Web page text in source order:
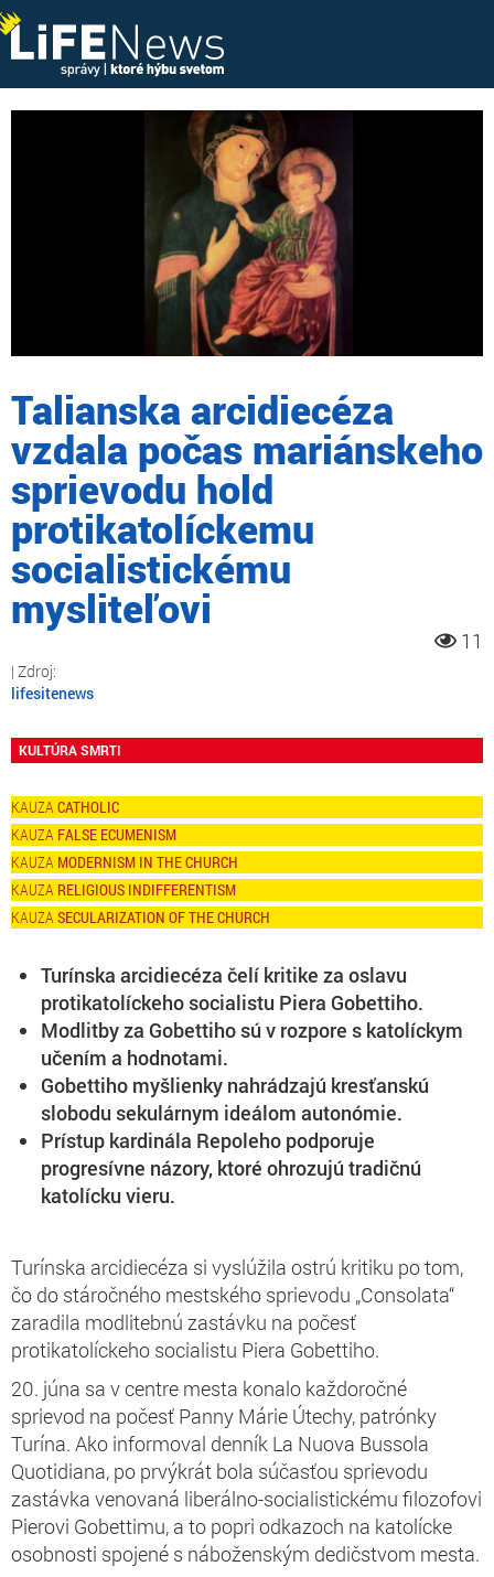
Talianska arcidiecéza
vzdala počas mariánskeho
sprievodu hold
protikatolíckemu
socialistickému
mysliteľovi
11
lifesitenews
KULTÚRA SMRTI
CATHOLIC
FALSE ECUMENISM
MODERNISM IN THE CHURCH
RELIGIOUS INDIFFERENTISM
SECULARIZATION OF THE CHURCH
Turínska arcidiecéza čelí kritike za oslavu
protikatolíckeho socialistu Piera Gobettiho.
Modlitby za Gobettiho sú v rozpore s katolíckym
učením a hodnotami.
Gobettiho myšlienky nahrádzajú kresťanskú
slobodu sekulárnym ideálom autonómie.
Prístup kardinála Repoleho podporuje
progresívne názory, ktoré ohrozujú tradičnú
katolícku vieru.
Turínska arcidiecéza si vyslúžila ostrú kritiku po tom,
čo do stáročného mestského sprievodu „Consolata“
zaradila modlitebnú zastávku na počesť
protikatolíckeho socialistu Piera Gobettiho.
20. júna sa v centre mesta konalo každoročné
sprievod na počesť Panny Márie Útechy, patrónky
Turína. Ako informoval denník La Nuova Bussola
Quotidiana, po prvýkrát bola súčasťou sprievodu
zastávka venovaná liberálno-socialistickému filozofovi
Pierovi Gobettimu, a to popri odkazoch na katolícke
osobnosti spojené s náboženským dedičstvom mesta.